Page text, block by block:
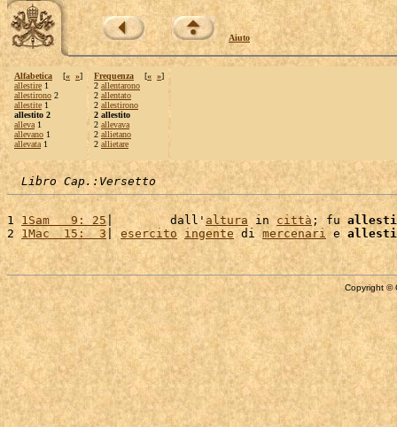
Aiuto
Alfabetica [« »]
allestire 1
allestirono 2
allestite 1
allestito 2
alleva 1
allevano 1
allevata 1
Frequenza [« »]
2 allentarono
2 allentato
2 allestirono
2 allestito
2 allevava
2 allietano
2 allietare
Libro Cap.:Versetto
1 1Sam   9: 25|        dall'altura in città ; fu
2 1Mac  15:  3 esercito ingente di mercenari e
Copyright ©